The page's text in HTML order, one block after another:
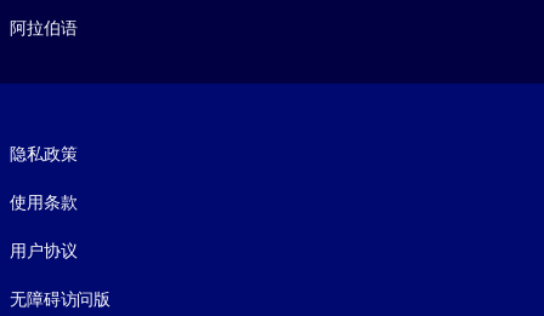
阿拉伯语
隐私政策
使用条款
用户协议
无障碍访问版